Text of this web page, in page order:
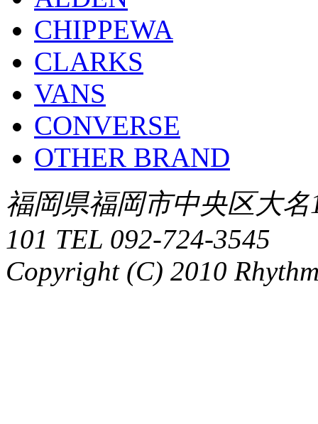
CHIPPEWA
CLARKS
VANS
CONVERSE
OTHER BRAND
福岡県福岡市中央区大
101 TEL 092-724-3545
Copyright (C) 2010